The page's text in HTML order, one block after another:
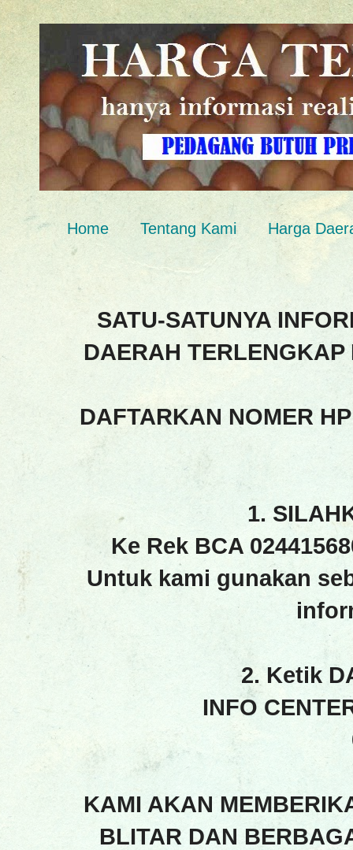
Home Tentang Kami Harga
SATU-SATUNYA
DAERAH TERLENGKAP
DAFTARKAN NOMER
1.
Ke Rek BCA
Untuk kami gunakan
2. Ketik
INFO
KAMI AKAN
BLITAR DAN